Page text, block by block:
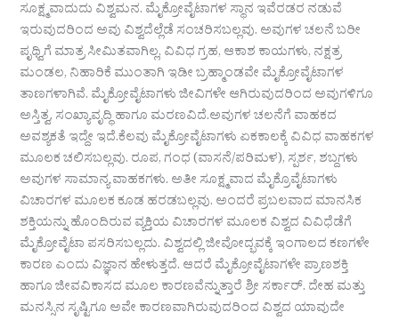
ಸೂಕ್ಷ್ಮವಾದುದು ವಿಶ್ವಮನ. ಮೈಕ್ರೋವೈಟಾಗಳ ಸ್ಥಾನ ಇವೆರಡರ ನಡುವೆ
ಇರುವುದರಿಂದ ಅವು ವಿಶ್ವದೆಲ್ಲೆಡೆ ಸಂಚರಿಸಬಲ್ಲವು. ಅವುಗಳ ಚಲನೆ ಬರೀ
ಪೃಥ್ವಿಗೆ ಮಾತ್ರ ಸೀಮಿತವಾಗಿಲ್ಲ, ವಿವಿಧ ಗ್ರಹ, ಆಕಾಶ ಕಾಯಗಳು, ನಕ್ಷತ್ರ
ಮಂಡಲ, ನಿಹಾರಿಕೆ ಮುಂತಾಗಿ ಇಡೀ ಬ್ರಹ್ಮಾಂಡವೇ ಮೈಕ್ರೋವೈಟಾಗಳ
ತಾಣಗಳಾಗಿವೆ. ಮೈಕ್ರೋವೈಟಾಗಳು ಜೀವಿಗಳೇ ಆಗಿರುವುದರಿಂದ ಅವುಗಳಿಗೂ
ಅಸ್ತಿತ್ವ, ಸಂಖ್ಯಾವೃದ್ಧಿ ಹಾಗೂ ಮರಣವಿದೆ.ಅವುಗಳ ಚಲನೆಗೆ ವಾಹಕದ
ಅವಶ್ಯಕತೆ ಇದ್ದೇ ಇದೆ.ಕೆಲವು ಮೈಕ್ರೋವೈಟಾಗಳು ಏಕಕಾಲಕ್ಕೆ ವಿವಿಧ ವಾಹಕಗಳ
ಮೂಲಕ ಚಲಿಸಬಲ್ಲವು. ರೂಪ, ಗಂಧ (ವಾಸನೆ/ಪರಿಮಳ), ಸ್ಪರ್ಶ, ಶಬ್ದಗಳು
ಅವುಗಳ ಸಾಮಾನ್ಯ ವಾಹಕಗಳು. ಅತೀ ಸೂಕ್ಷ್ಮವಾದ ಮೈಕ್ರೊವೈಟಾಗಳು
ವಿಚಾರಗಳ ಮೂಲಕ ಕೂಡ ಹರಡಬಲ್ಲವು. ಅಂದರೆ ಪ್ರಬಲವಾದ ಮಾನಸಿಕ
ಶಕ್ತಿಯನ್ನು ಹೊಂದಿರುವ ವ್ಯಕ್ತಿಯ ವಿಚಾರಗಳ ಮೂಲಕ ವಿಶ್ವದ ವಿವಿಧೆಡೆಗೆ
ಮೈಕ್ರೋವೈಟಾ ಪಸರಿಸಬಲ್ಲದು. ವಿಶ್ವದಲ್ಲಿ ಜೀವೋದ್ಭವಕ್ಕೆ ಇಂಗಾಲದ ಕಣಗಳೇ
ಕಾರಣ ಎಂದು ವಿಜ್ಞಾನ ಹೇಳುತ್ತದೆ. ಆದರೆ ಮೈಕ್ರೋವೈಟಾಗಳೇ ಪ್ರಾಣಶಕ್ತಿ
ಹಾಗೂ ಜೀವವಿಕಾಸದ ಮೂಲ ಕಾರಣವೆನ್ನುತ್ತಾರೆ ಶ್ರೀ ಸರ್ಕಾರ್. ದೇಹ ಮತ್ತು
ಮನಸ್ಸಿನ ಸೃಷ್ಟಿಗೂ ಅವೇ ಕಾರಣವಾಗಿರುವುದರಿಂದ ವಿಶ್ವದ ಯಾವುದೇ